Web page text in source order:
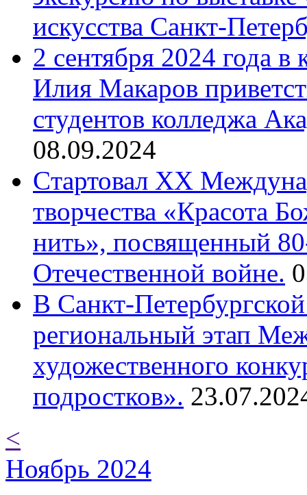
искусства Санкт-
2 сентября 2024 года
Илия Макаров
студентов колледжа
08.09.2024
Cтартовал XX
творчества «Красота
нить», посвященный
Отечественной войне.
В Санкт-
региональный этап
художественного
подростков».
<
Ноябрь 2024